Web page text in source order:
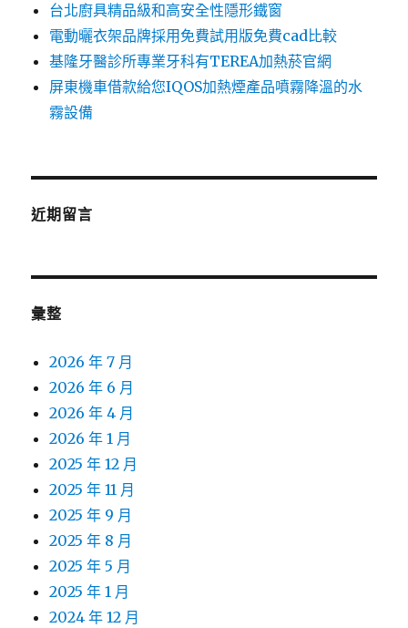
台北廚具精品級和高安全性隱形鐵窗
電動曬衣架品牌採用免費試用版免費cad比較
基隆牙醫診所專業牙科有TEREA加熱菸官網
屏東機車借款給您IQOS加熱煙產品噴霧降溫的水
霧設備
近期留言
彙整
2026 年 7 月
2026 年 6 月
2026 年 4 月
2026 年 1 月
2025 年 12 月
2025 年 11 月
2025 年 9 月
2025 年 8 月
2025 年 5 月
2025 年 1 月
2024 年 12 月